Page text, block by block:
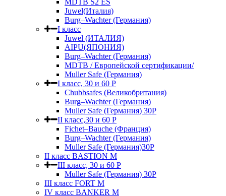
Juwel(Италия)
Burg–Wachter (Германия)
I класс
Juwel (ИТАЛИЯ)
AIPU(ЯПОНИЯ)
Burg–Wachter (Германия)
MDTB / Европейской сертификации/
Muller Safe (Германия)
I класс, 30 и 60 P
Chubbsafes (Великобритания)
Burg–Wachter (Германия)
Muller Safe (Германия) 30Р
II класс,30 и 60 P
Fichet–Bauche (Франция)
Burg–Wachter (Германия)
Muller Safe (Германия)30P
II класс BASTION M
III класс, 30 и 60 P
Muller Safe (Германия) 30Р
III класс FORT M
IV класс BANKER M